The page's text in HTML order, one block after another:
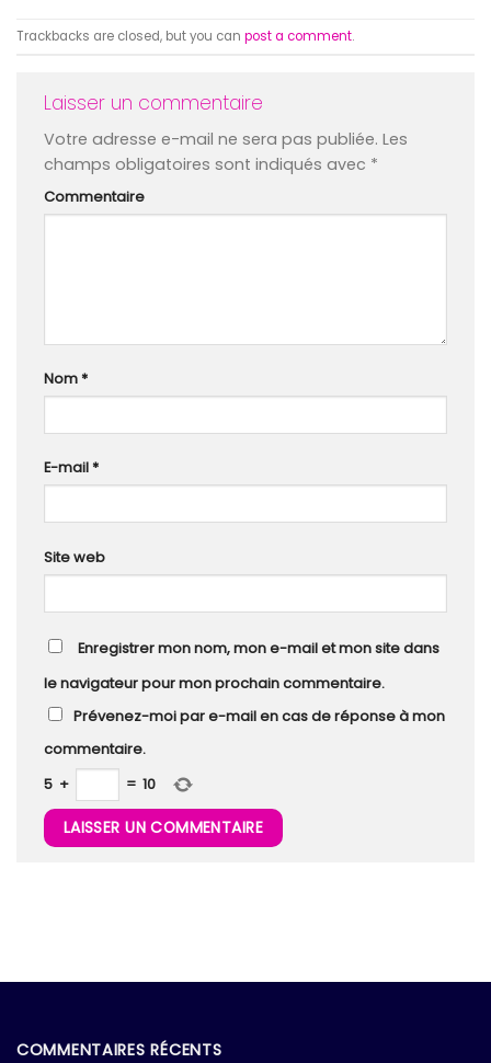
Trackbacks are closed, but you can post a comment.
Laisser un commentaire
Votre adresse e-mail ne sera pas publiée. Les
champs obligatoires sont indiqués avec *
Commentaire
Nom*
E-mail*
Site web
Enregistrer mon nom, mon e-mail et mon site dans
le navigateur pour mon prochain commentaire.
Prévenez-moi par e-mail en cas de réponse à mon
commentaire.
5 + = 10
COMMENTAIRES RÉCENTS